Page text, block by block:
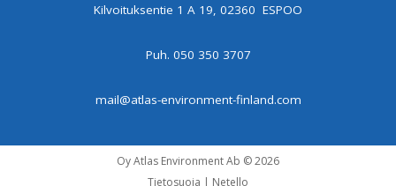
Kilvoituksentie 1 A 19, 02360 ESPOO
Puh. 050 350 3707
mail@atlas-environment-finland.com
Oy Atlas Environment Ab © 2026
Tietosuoja | Netello